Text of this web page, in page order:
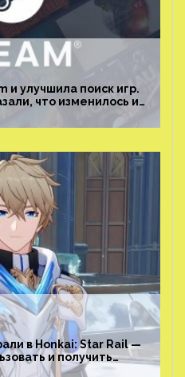
и улучшила поиск игр.
что изменилось и
в Honkai: Star Rail —
и получить